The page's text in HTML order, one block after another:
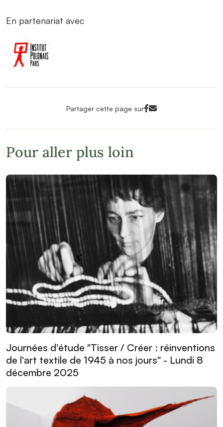
En partenariat avec
Partager cette page surFacebook<
Mail<
Pour aller plus loin
Journées d'étude "Tisser / Créer : réinventions
de l'art textile de 1945 à nos jours" - Lundi 8
décembre 2025